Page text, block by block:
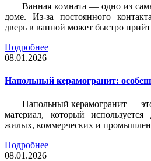
Ванная комната — одно из
доме. Из-за постоянного
дверь в ванной может быстро
Подробнее
08.01.2026
Напольный керамогранит:
Напольный керамогранит —
материал, который
жилых, коммерческих и
Подробнее
08.01.2026